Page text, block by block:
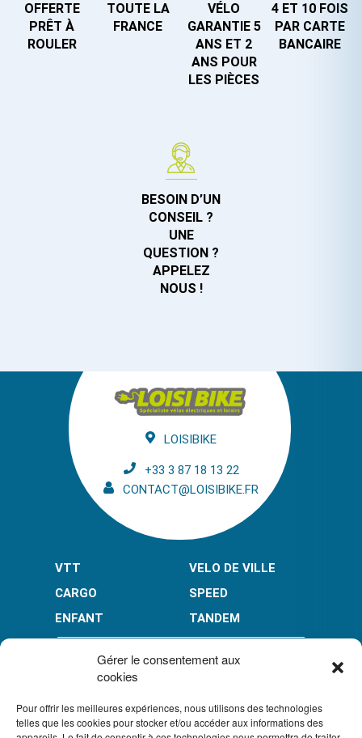
Gérer le consentement aux
cookies
Pour offrir les meilleures expériences, nous utilisons des technologies
telles que les cookies pour stocker et/ou accéder aux informations des
OFFERTE
PRÊT À
ROULER
TOUTE LA
FRANCE
VÉLO
GARANTIE 5
ANS ET 2
ANS POUR
LES PIÈCES
4 ET 10 FOIS
PAR CARTE
BANCAIRE
BESOIN D’UN
CONSEIL ?
UNE
QUESTION ?
APPELEZ
NOUS !
LOISIBIKE
+33 3 87 18 13 22
CONTACT@LOISIBIKE.FR
VTT
VELO DE VILLE
CARGO
SPEED
ENFANT
TANDEM
PAIEMENT EN PLUSIEURS FOIS* :
LIMITÉ À 3000 € POUR LE 10X. LIMITÉ À 6000 € POUR LE 3X ET 4X.